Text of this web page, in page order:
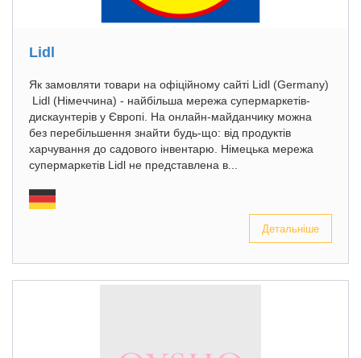
Lidl
Як замовляти товари на офіційному сайті Lidl (Germany)
Lidl (Німеччина) - найбільша мережа супермаркетів-
дискаунтерів у Європі. На онлайн-майданчику можна
без перебільшення знайти будь-що: від продуктів
харчування до садового інвентарю. Німецька мережа
супермаркетів Lidl не представлена в...
Детальніше